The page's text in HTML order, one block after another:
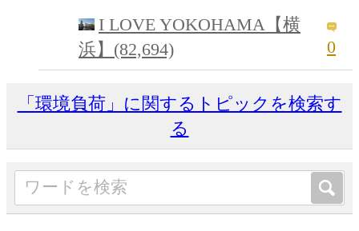
I LOVE YOKOHAMA【横
浜】(82,694)
0
「環境負荷」に関するトピックを検索す
る